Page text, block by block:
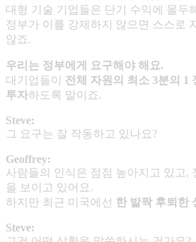
대형 기술 기업들은 단기 수익에 몰두
정부가 이를 강제하지 않으면 스스로
않죠.
우리는 정부에게 요구해야 해요.
대기업들이 전체 자원의 최소 3분의 1
투자하도록 말이죠.
Steve:
그 요구는 잘 작동하고 있나요?
Geoffrey:
사람들의 인식은 점점 높아지고 있고,
을 보이고 있어요.
하지만 최근 미국에선 한 발짝 후퇴한
Steve: